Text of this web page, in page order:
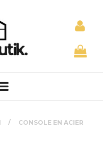
CONSOLE EN ACIER